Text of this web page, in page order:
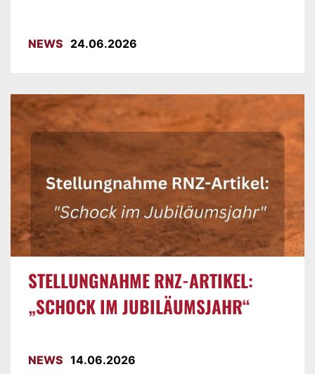
NEWS 24.06.2026
STELLUNGNAHME RNZ-ARTIKEL:
„SCHOCK IM JUBILÄUMSJAHR“
NEWS 14.06.2026